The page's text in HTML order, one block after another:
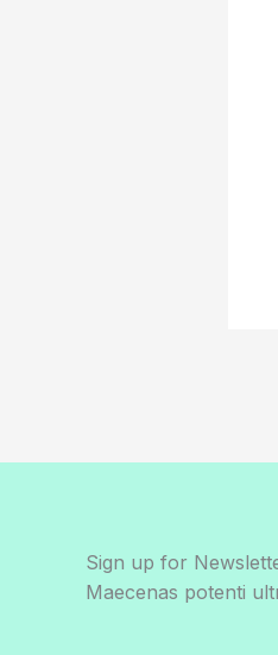
Sign up for
Maecenas potenti